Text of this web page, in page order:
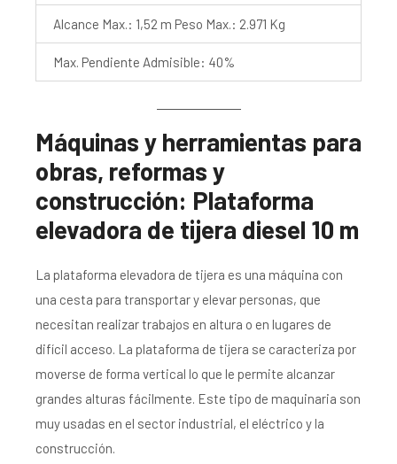
Alcance Max.: 1,52 m Peso Max.: 2.971 Kg
Max. Pendiente Admisible: 40%
Máquinas y herramientas para
obras, reformas y
construcción: Plataforma
elevadora de tijera diesel 10 m
La plataforma elevadora de tijera es una máquina con
una cesta para transportar y elevar personas, que
necesitan realizar trabajos en altura o en lugares de
difícil acceso. La plataforma de tijera se caracteriza por
moverse de forma vertical lo que le permite alcanzar
grandes alturas fácilmente. Este tipo de maquinaria son
muy usadas en el sector industrial, el eléctrico y la
construcción.